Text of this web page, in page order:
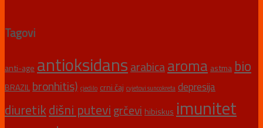
Tagovi
anti-age antioksidansarabicaaroma astma bio
BRAZILbronhitis) cjedilo crni čaj cvjetovi suncokreta depresija
diuretikdišni putevi grčevi hibiskus imunitet